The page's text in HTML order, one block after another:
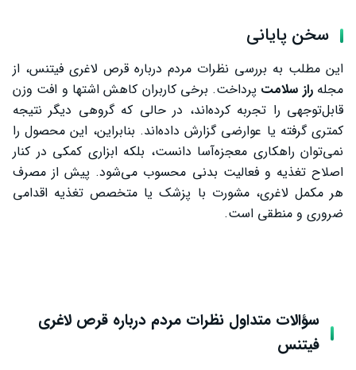
سخن پایانی
این مطلب به بررسی نظرات مردم درباره قرص لاغری فیتنس، از
مجلهراز سلامت پرداخت. برخی کاربران کاهش اشتها و افت وزن
قابل‌توجهی را تجربه کرده‌اند، در حالی که گروهی دیگر نتیجه
کمتری گرفته یا عوارضی گزارش داده‌اند. بنابراین، این محصول را
نمی‌توان راهکاری معجزه‌آسا دانست، بلکه ابزاری کمکی در کنار
اصلاح تغذیه و فعالیت بدنی محسوب می‌شود. پیش از مصرف
هر مکمل لاغری، مشورت با پزشک یا متخصص تغذیه اقدامی
ضروری و منطقی است.
سؤالات متداول نظرات مردم درباره قرص لاغری
فیتنس